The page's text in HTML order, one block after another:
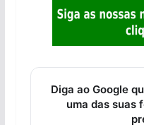
Diga ao Google
uma das suas